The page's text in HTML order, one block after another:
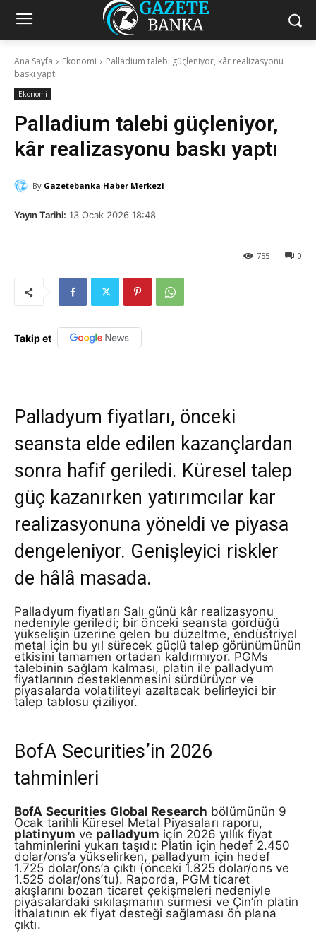
Ana Sayfa Ekonomi
Palladium talebi güçleniyor, kâr realizasyonu
baskı yaptı
Ekonomi
Palladium talebi güçleniyor,
kâr realizasyonu baskı yaptı
By Gazetebanka Haber Merkezi
Yayın Tarihi: 13 Ocak 2026 18:48
0
755
Takip et
Palladyum fiyatları, önceki
seansta elde edilen kazançlardan
sonra hafif geriledi. Küresel talep
güç kazanırken yatırımcılar kar
realizasyonuna yöneldi ve piyasa
dengeleniyor. Genişleyici riskler
de hâlâ masada.
Palladyum fiyatları Salı günü kâr realizasyonu
nedeniyle geriledi; bir önceki seansta gördüğü
yükselişin üzerine gelen bu düzeltme, endüstriyel
metal için bu yıl sürecek güçlü talep görünümünün
etkisini tamamen ortadan kaldırmıyor. PGMs
talebinin sağlam kalması, platin ile palladyum
fiyatlarının desteklenmesini sürdürüyor ve
piyasalarda volatiliteyi azaltacak belirleyici bir
talep tablosu çiziliyor.
BofA Securities’in 2026
tahminleri
BofA Securities Global Research bölümünün 9
Ocak tarihli Küresel Metal Piyasaları raporu,
platinyum ve palladyum için 2026 yıllık fiyat
tahminlerini yukarı taşıdı: Platin için hedef 2.450
dolar/ons’a yükselirken, palladyum için hedef
1.725 dolar/ons’a çıktı (önceki 1.825 dolar/ons ve
1.525 dolar/ons’tu). Raporda, PGM ticaret
akışlarını bozan ticaret çekişmeleri nedeniyle
piyasalardaki sıkılaşmanın sürmesi ve Çin’in platin
ithalatının ek fiyat desteği sağlaması ön plana
çıktı.